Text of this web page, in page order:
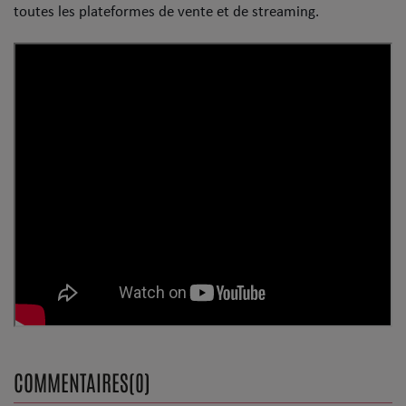
Dossier de Presse
Service Commercial
toutes les plateformes de vente et de streaming.
COMMENTAIRES(0)